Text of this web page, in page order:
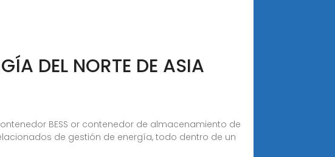
DEL NORTE DE ASIA
BESS or contenedor de almacenamiento de
de gestión de energía, todo dentro de un